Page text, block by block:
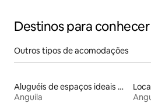
Destinos para conhecer
Outros tipos de acomodações
Aluguéis de espaços ideais para famílias
Anguila